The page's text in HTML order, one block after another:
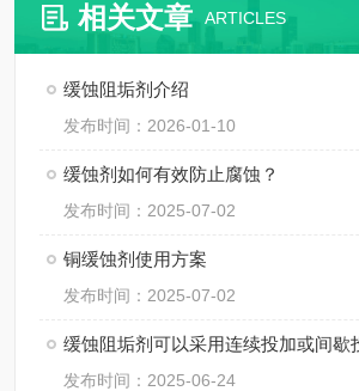
相关文章 ARTICLES
缓蚀阻垢剂介绍
发布时间：2026-01-10
缓蚀剂如何有效防止腐蚀？
发布时间：2025-07-02
铜缓蚀剂使用方案
发布时间：2025-07-02
缓蚀阻垢剂可以采用连续投加或间歇
发布时间：2025-06-24